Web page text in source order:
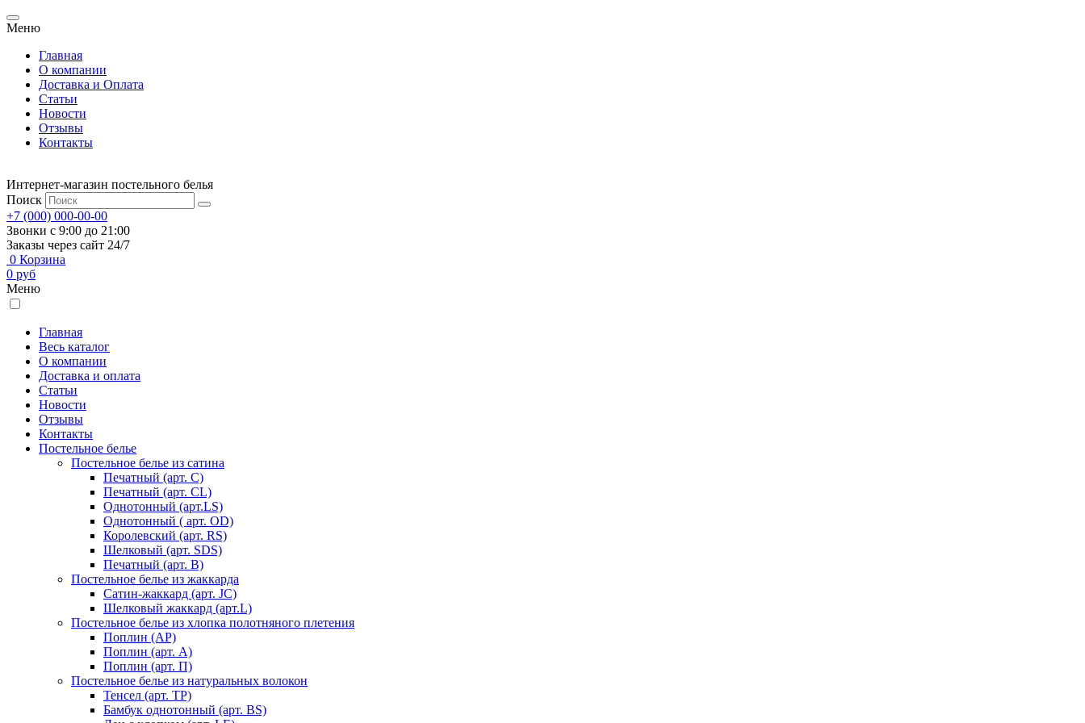
Меню
Главная
О компании
Доставка и Оплата
Статьи
Новости
Отзывы
Контакты
Интернет-магазин постельного белья
Поиск
+7 (000) 000-00-00
Звонки с 9:00 до 21:00
Заказы через сайт 24/7
0 Корзина
0 руб
Меню
Главная
Весь каталог
О компании
Доставка и оплата
Статьи
Новости
Отзывы
Контакты
Постельное белье
Постельное белье из сатина
Печатный (арт. С)
Печатный (арт. СL)
Однотонный (арт.LS)
Однотонный ( арт. OD)
Королевский (арт. RS)
Шелковый (арт. SDS)
Печатный (арт. В)
Постельное белье из жаккарда
Сатин-жаккард (арт. JC)
Шелковый жаккард (арт.L)
Постельное белье из хлопка полотняного плетения
Поплин (AP)
Поплин (арт. А)
Поплин (арт. П)
Постельное белье из натуральных волокон
Тенсел (арт. ТР)
Бамбук однотонный (арт. BS)